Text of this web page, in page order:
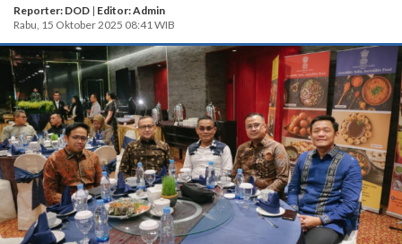
Reporter: DOD | Editor: Admin
Rabu, 15 Oktober 2025 08:41 WIB